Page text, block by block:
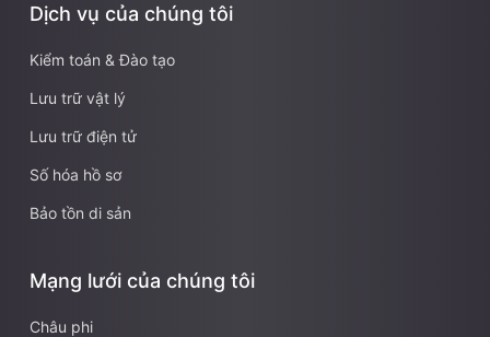
Dịch vụ của chúng tôi
Kiểm toán & Đào tạo
Lưu trữ vật lý
Lưu trữ điện tử
Số hóa hồ sơ
Bảo tồn di sản
Mạng lưới của chúng tôi
Châu phi